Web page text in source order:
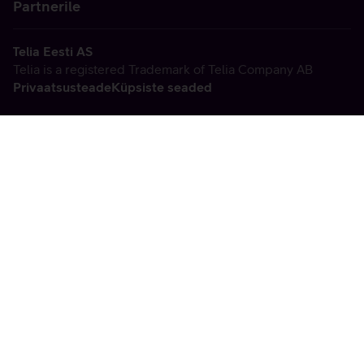
Partnerile
Telia Eesti AS
Telia is a registered Trademark of Telia Company AB
PrivaatsusteadeKüpsiste seaded